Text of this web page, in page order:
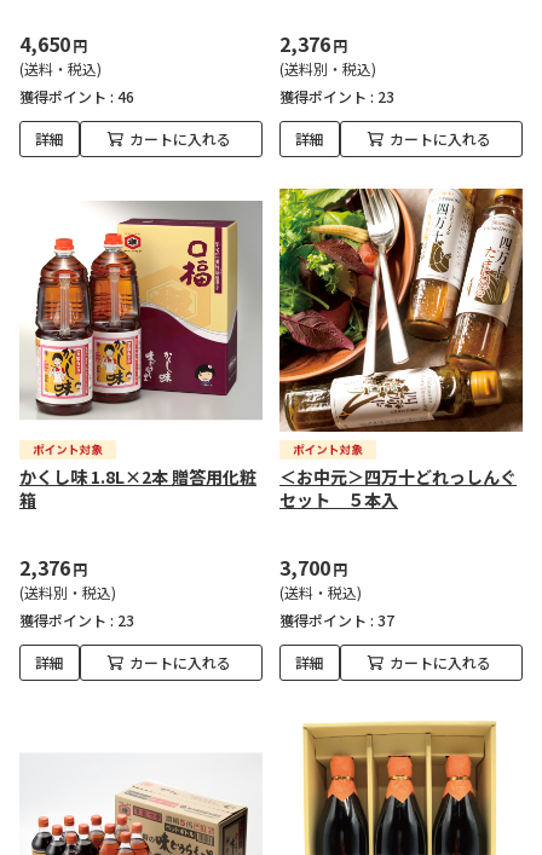
4,650円
(送料・税込)
獲得ポイント : 46
詳細 カートに入れる
2,376円
(送料別・税込)
獲得ポイント : 23
詳細 カートに入れる
かくし味 1.8L×2本 贈答用化粧
箱
2,376円
(送料別・税込)
獲得ポイント : 23
詳細 カートに入れる
＜お中元＞四万十どれっしんぐ
セット ５本入
3,700円
(送料・税込)
獲得ポイント : 37
詳細 カートに入れる